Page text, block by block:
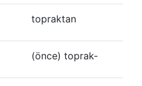
topraktan
(önce) toprak-